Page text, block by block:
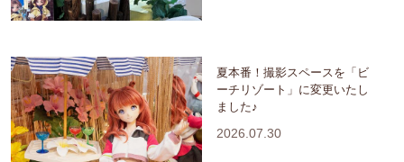
夏本番！撮影スペースを「ビ
ーチリゾート」に変更いたし
ました♪
2026.07.30